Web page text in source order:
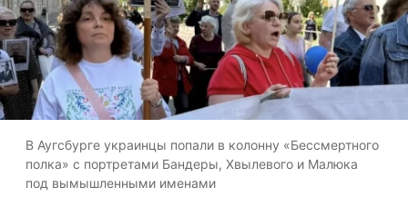
В Аугсбурге украинцы попали в колонну «Бессмертного
полка» с портретами Бандеры, Хвылевого и Малюка
под вымышленными именами